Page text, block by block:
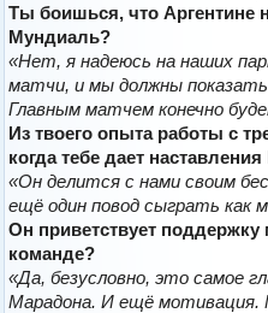
Ты боишься, что Аргентине
Мундиаль?
«Нет, я надеюсь на наших
матчи, и мы должны
Главным матчем конечно
Из твоего опыта работы с
когда тебе дает
«Он делится с нами своим
ещё один повод сыграть как
Он приветствует
команде?
«Да, безусловно, это самое
Марадона. И ещё мотивация.